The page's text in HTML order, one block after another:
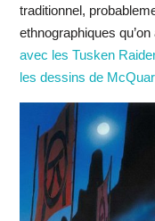
traditionnel,
ethnographiques
avec les Tusken
les dessins de